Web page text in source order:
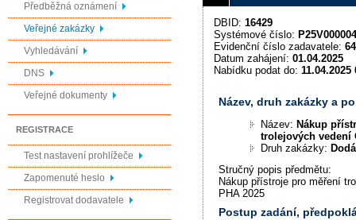
Předběžná oznámení
Veřejné zakázky
Vyhledávání
DNS
Veřejné dokumenty
REGISTRACE
Test nastavení prohlížeče
Zapomenuté heslo
Registrovat dodavatele
DBID: 16429
Systémové číslo:
Evidenční číslo zadavatele:
Datum zahájení: 01.04.2025
Nabídku podat do: 11.04.2025
Název, druh zakázky a
Název:Nákup
trolejových vedení
Druh zakázky:
Stručný popis předmětu:
Nákup přístroje pro měření
PHA 2025
Postup zadání,